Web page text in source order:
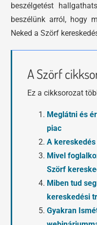
beszélgetést
beszélünk arról, hogy
Neked a Szörf
A Szörf
Ez a cikksorozat
Meglátni és
piac
A
Mivel
Szörf
Miben tud
kereskedési
Gyakran